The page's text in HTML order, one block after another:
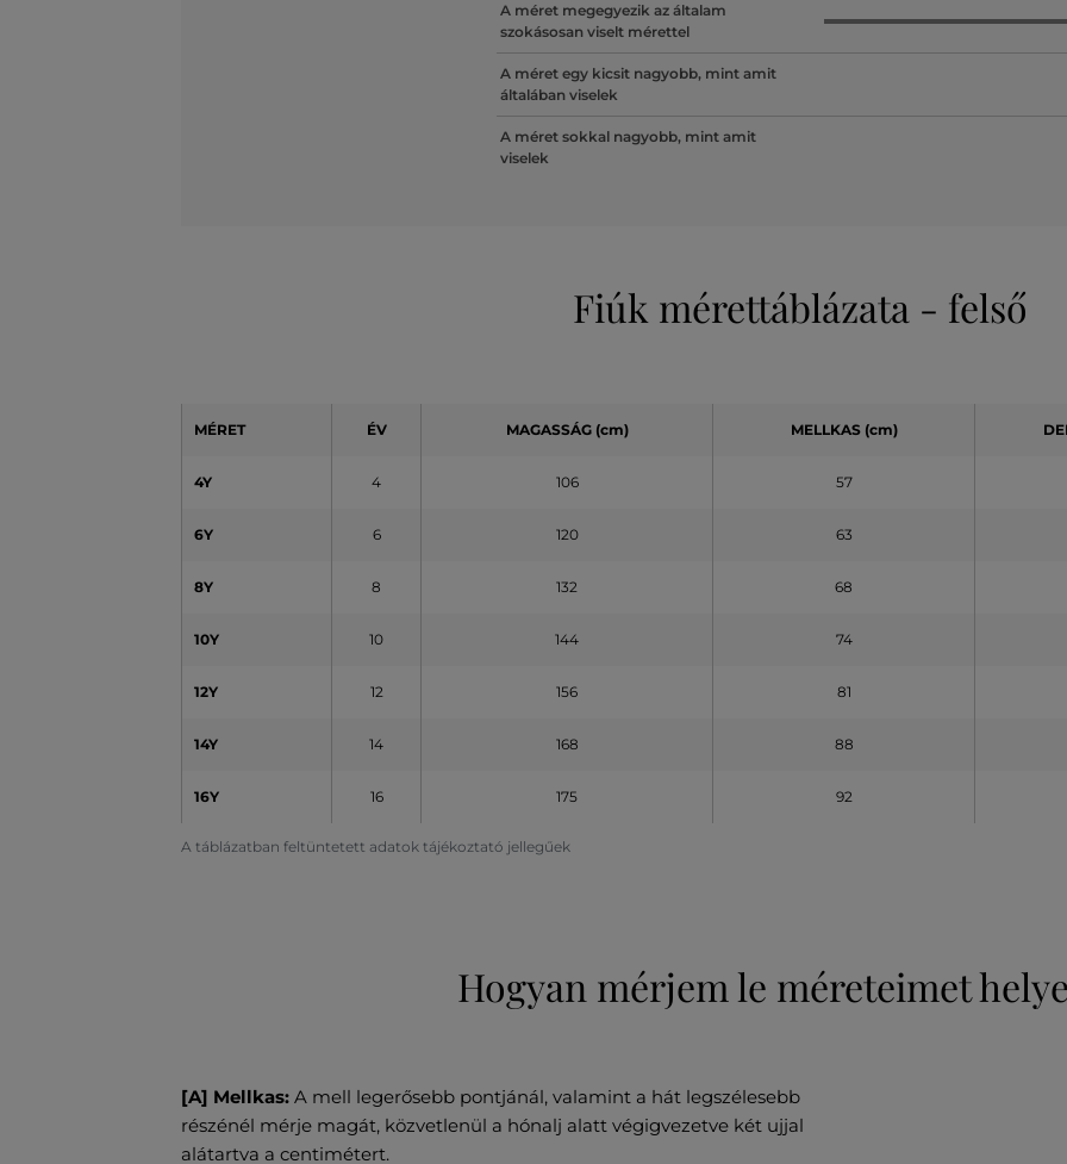
A méret megegyezik az általam
szokásosan viselt mérettel
A méret egy kicsit nagyobb, mint amit
általában viselek
A méret sokkal nagyobb, mint amit
viselek
Fiúk mérettáblázata - felső
A táblázatban feltüntetett adatok tájékoztató jellegűek
MÉRET ÉV MAGASSÁG (cm) MELLKAS (cm)
4Y 4 106 57
6Y 6 120 63
8Y 8 132 68
10Y 10 144 74
12Y 12 156 81
14Y 14 168 88
16Y 16 175 92
Hogyan mérjem le méreteimet
[A] Mellkas: A mell legerősebb pontjánál, valamint a hát legszélesebb
részénél mérje magát, közvetlenül a hónalj alatt végigvezetve két ujjal
alátartva a centimétert.